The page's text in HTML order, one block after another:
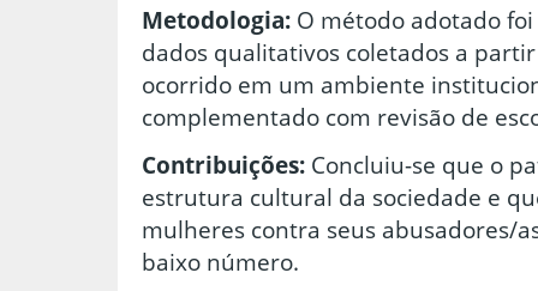
Metodologia: O método adotado
dados qualitativos coletados a
ocorrido em um ambiente
complementado com revisão de
Contribuições: Concluiu-se que o
estrutura cultural da sociedade e
mulheres contra seus abusadores/
baixo número.